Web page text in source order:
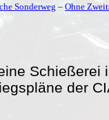
Sonderweg – Ohne
Schießerei
der